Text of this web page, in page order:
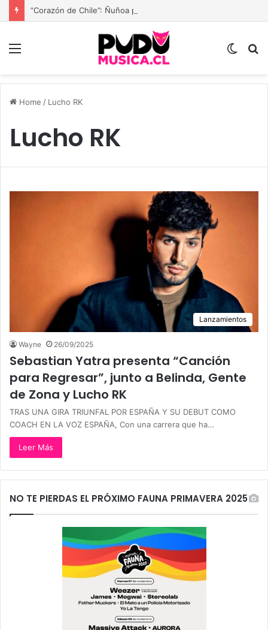
Switch
Home / Lucho RK
Lucho RK
Lanzamientos
Wayne 26/09/2025
Sebastian Yatra presenta “Canción
para Regresar”, junto a Belinda, Gente
de Zona y Lucho RK
TRAS UNA GIRA TRIUNFAL POR ESPAÑA Y SU DEBUT COMO
COACH EN LA VOZ ESPAÑA, Con una carrera que ha…
Leer Más
NO TE PIERDAS EL PRÓXIMO FAUNA PRIMAVERA 2025